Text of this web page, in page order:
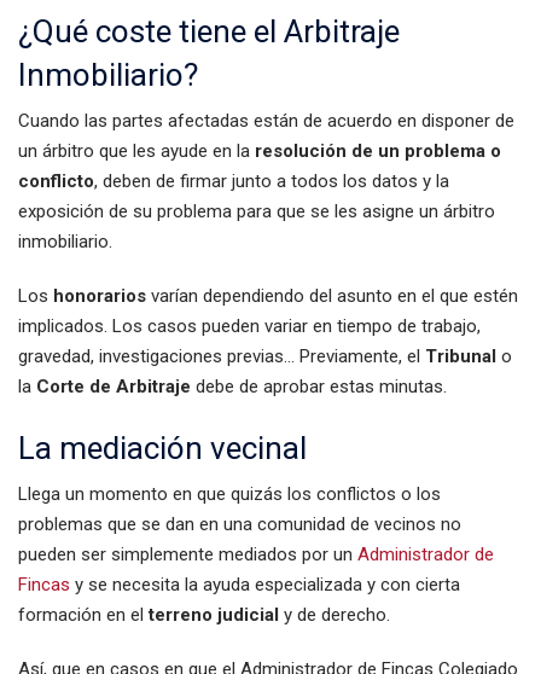
¿Qué coste tiene el Arbitraje
Inmobiliario?
Cuando las partes afectadas están de acuerdo en disponer de
un árbitro que les ayude en la resolución de un problema o
conflicto, deben de firmar junto a todos los datos y la
exposición de su problema para que se les asigne un árbitro
inmobiliario.
Los honorarios varían dependiendo del asunto en el que estén
implicados. Los casos pueden variar en tiempo de trabajo,
gravedad, investigaciones previas… Previamente, el Tribunal o
la Corte de Arbitraje debe de aprobar estas minutas.
La mediación vecinal
Llega un momento en que quizás los conflictos o los
problemas que se dan en una comunidad de vecinos no
pueden ser simplemente mediados por un Administrador de
Fincas y se necesita la ayuda especializada y con cierta
formación en elterreno judicial y de derecho.
Así, que en casos en que el Administrador de Fincas Colegiado